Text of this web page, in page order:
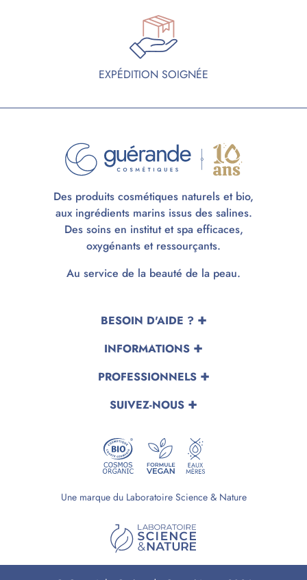
EXPÉDITION SOIGNÉE
Des produits cosmétiques naturels et bio,
aux ingrédients marins issus des salines.
Des soins en institut et spa efficaces,
oxygénants et ressourçants.
Au service de la beauté de la peau.
BESOIN D'AIDE ?
INFORMATIONS
PROFESSIONNELS
SUIVEZ-NOUS
Une marque du Laboratoire Science & Nature